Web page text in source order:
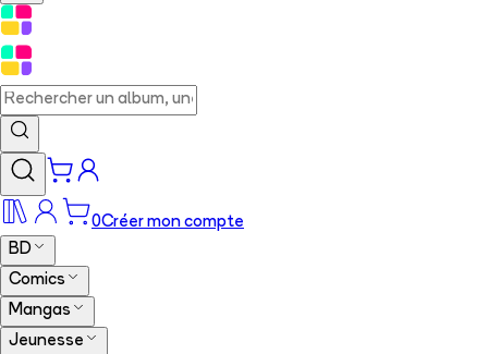
0Créer mon compte
BD
Comics
Mangas
Jeunesse